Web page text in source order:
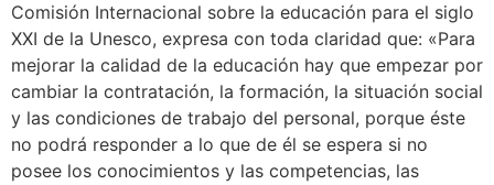
Comisión Internacional sobre la educación para el siglo
XXI de la Unesco, expresa con toda claridad que: «Para
mejorar la calidad de la educación hay que empezar por
cambiar la contratación, la formación, la situación social
y las condiciones de trabajo del personal, porque éste
no podrá responder a lo que de él se espera si no
posee los conocimientos y las competencias, las